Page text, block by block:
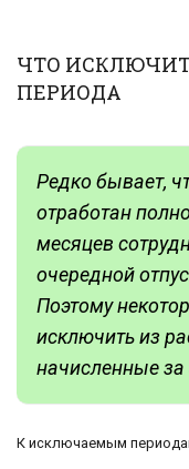
ЧТО
ПЕРИОДА
Редко бывает,
отработан
месяцев
очередной
Поэтому
исключить из
начисленные за
К исключаемым